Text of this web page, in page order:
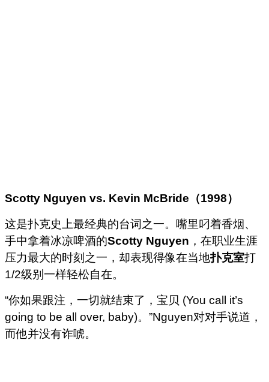
Scotty Nguyen vs. Kevin McBride （1998）
这是扑克史上最经典的台词之一。嘴里叼着香烟、
手中拿着冰凉啤酒的Scotty Nguyen ，在职业生涯
压力最大的时刻之一，却表现得像在当地扑克室打
1/2级别一样轻松自在。
“你如果跟注，一切就结束了，宝贝 (You call it’s
going to be all over, baby)。”Nguyen对对手说道，
而他并没有诈唬。